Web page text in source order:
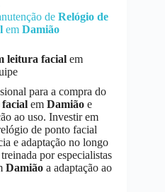
de Relógio de
em Damião
leitura facial em
para a compra do
facial em Damião e
ao uso. Investir em
de ponto facial
e adaptação no longo
por especialistas
Damião a adaptação ao